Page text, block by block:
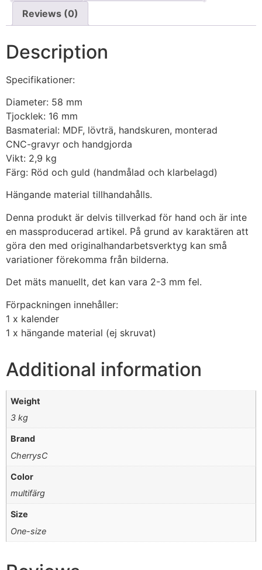
Reviews (0)
Description
Specifikationer:
Diameter: 58 mm
Tjocklek: 16 mm
Basmaterial: MDF, lövträ, handskuren, monterad
CNC-gravyr och handgjorda
Vikt: 2,9 kg
Färg: Röd och guld (handmålad och klarbelagd)
Hängande material tillhandahålls.
Denna produkt är delvis tillverkad för hand och är inte
en massproducerad artikel. På grund av karaktären att
göra den med originalhandarbetsverktyg kan små
variationer förekomma från bilderna.
Det mäts manuellt, det kan vara 2-3 mm fel.
Förpackningen innehåller:
1 x kalender
1 x hängande material (ej skruvat)
Additional information
Weight
3 kg
Brand
CherrysC
Color
multifärg
Size
One-size